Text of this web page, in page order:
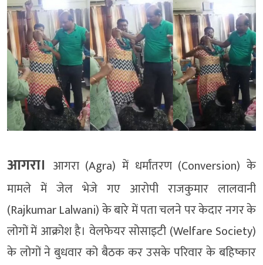
आगरा। आगरा (Agra) में धर्मांतरण (Conversion) के
मामले में जेल भेजे गए आरोपी राजकुमार लालवानी
(Rajkumar Lalwani) के बारे में पता चलने पर केदार नगर के
लोगों में आक्रोश है। वेलफेयर सोसाइटी (Welfare Society)
के लोगों ने बुधवार को बैठक कर उसके परिवार के बहिष्कार